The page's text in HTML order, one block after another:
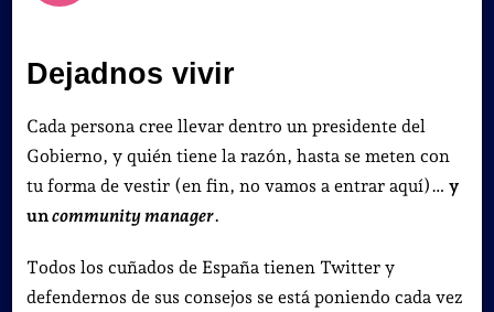
Dejadnos vivir
Cada persona cree llevar dentro un presidente del
Gobierno, y quién tiene la razón, hasta se meten con
tu forma de vestir (en fin, no vamos a entrar aquí)… y
uncommunity manager.
Todos los cuñados de España tienen Twitter y
defendernos de sus consejos se está poniendo cada vez